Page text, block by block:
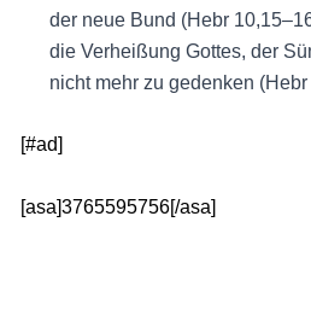
der neue Bund (Hebr
die Verheißung Gottes, der
nicht mehr zu gedenken
[#ad]
[asa]3765595756[/asa]